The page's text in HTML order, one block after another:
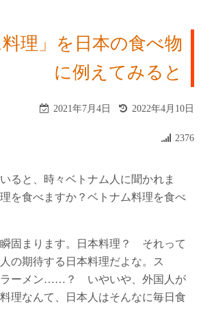
料理」を日本の食べ物
に例えてみると
2021年7月4日 2022年4月10日
2376
ると、時々ベトナム人に聞かれま
を食べますか？ベトナム料理を食べ
固まります。日本料理？ それって
の期待する日本料理だよな。ス
ーメン……？ いやいや、外国人が
理なんて、日本人はそんなに毎日食